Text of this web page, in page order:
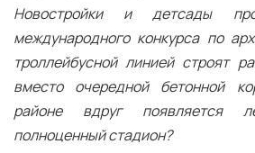
Новостройки и детсады
международного конкурса по
троллейбусной линией строят
вместо очередной бетонной
районе вдруг появляется
полноценный стадион?